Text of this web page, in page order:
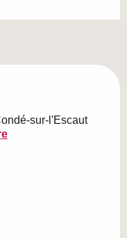
sur-l'Escaut